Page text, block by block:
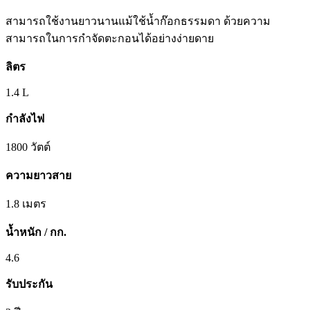
สามารถใช้งานยาวนานแม้ใช้น้ำก๊อกธรรมดา ด้วยความ
สามารถในการกำจัดตะกอนได้อย่างง่ายดาย
ลิตร
1.4 L
กำลังไฟ
1800 วัตต์
ความยาวสาย
1.8 เมตร
น้ำหนัก / กก.
4.6
รับประกัน